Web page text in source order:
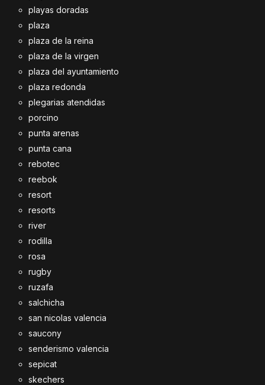
playas doradas
plaza
plaza de la reina
plaza de la virgen
plaza del ayuntamiento
plaza redonda
plegarias atendidas
porcino
punta arenas
punta cana
rebotec
reebok
resort
resorts
river
rodilla
rosa
rugby
ruzafa
salchicha
san nicolas valencia
saucony
senderismo valencia
sepicat
skechers